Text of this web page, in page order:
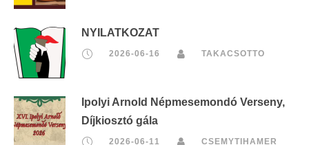
NYILATKOZAT
2026-06-16 TAKACSOTTO
Ipolyi Arnold Népmesemondó Verseny,
Díjkiosztó gála
2026-06-11 CSEMYTIHAMER